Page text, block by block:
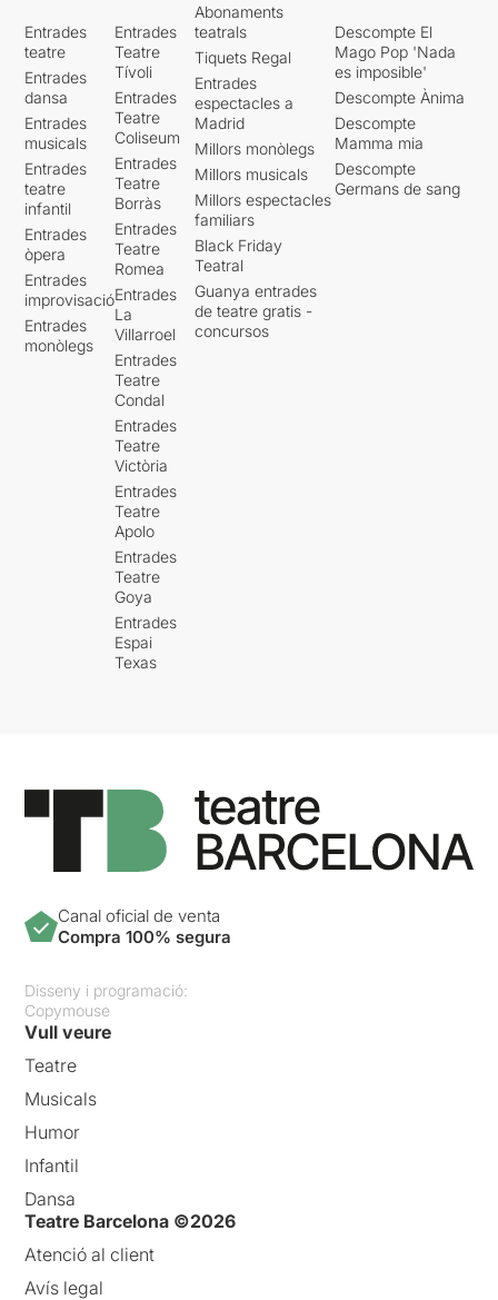
Entrades
teatre
Entrades
dansa
Entrades
musicals
Entrades
teatre
infantil
Entrades
òpera
Entrades
improvisació
Entrades
monòlegs
Entrades
Teatre
Tívoli
Entrades
Teatre
Coliseum
Entrades
Teatre
Borràs
Entrades
Teatre
Romea
Entrades
La
Villarroel
Entrades
Teatre
Condal
Entrades
Teatre
Victòria
Entrades
Teatre
Apolo
Entrades
Teatre
Goya
Entrades
Espai
Texas
Abonaments
teatrals
Tiquets Regal
Entrades
espectacles a
Madrid
Millors monòlegs
Millors musicals
Millors espectacles
familiars
Black Friday
Teatral
Guanya entrades
de teatre gratis -
concursos
Descompte El
Mago Pop 'Nada
es imposible'
Descompte Ànima
Descompte
Mamma mia
Descompte
Germans de sang
Canal oficial de venta
Compra 100% segura
Disseny i programació:
Copymouse
Vull veure
Teatre
Musicals
Humor
Infantil
Dansa
Teatre Barcelona ©2026
Atenció al client
Avís legal